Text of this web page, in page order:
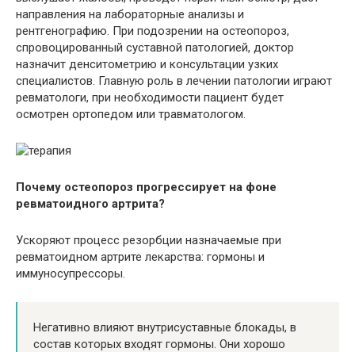
направления на лабораторные анализы и
рентгенографию. При подозрении на остеопороз,
спровоцированный суставной патологией, доктор
назначит денситометрию и консультации узких
специалистов. Главную роль в лечении патологии играют
ревматологи, при необходимости пациент будет
осмотрен ортопедом или травматологом.
Почему остеопороз прогрессирует на фоне
ревматоидного артрита?
Ускоряют процесс резорбции назначаемые при
ревматоидном артрите лекарства: гормоны и
иммуносупрессоры.
Негативно влияют внутрисуставные блокады, в
состав которых входят гормоны. Они хорошо